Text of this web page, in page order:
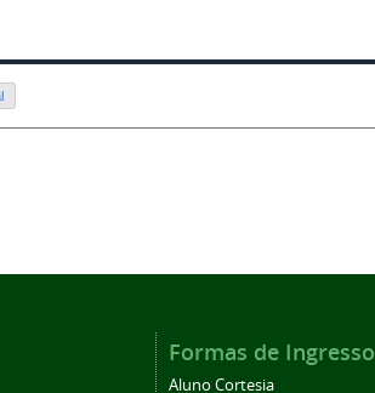
Formas de Ingresso
Aluno Cortesia